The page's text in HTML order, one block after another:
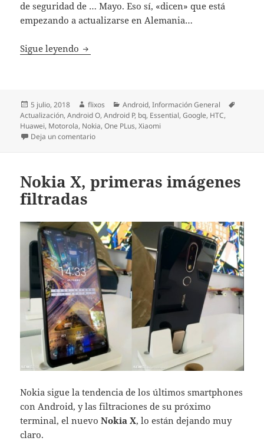
de seguridad de … Mayo. Eso sí, «dicen» que está
empezando a actualizarse en Alemania…
Sigue leyendo [Opinión] Android, fragmentando que es
Publicado
el
5 julio, 2018 Autor
flixos Categorías
Android,Información General
Actualización,Android O,Android P, bq, Essential,Google, HTC,
Huawei, Motorola, Nokia,One PLus,Xiaomi
Deja un comentarioen [Opinión] Android, fragmentando que es
Nokia X, primeras imágenes
filtradas
Nokia sigue la tendencia de los últimos smartphones
con Android, y las filtraciones de su próximo
terminal, el nuevoNokia X, lo están dejando muy
claro.